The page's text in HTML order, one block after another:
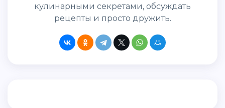
кулинарными секретами, обсуждать
рецепты и просто дружить.